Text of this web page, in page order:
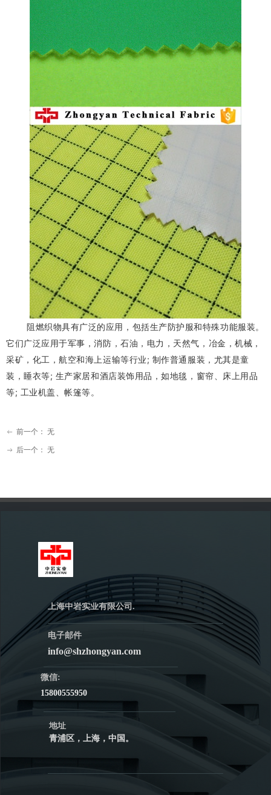
阻燃织物具有广泛的应用，包括生产防护服和特殊功能服装。
它们广泛应用于军事，消防，石油，电力，天然气，冶金，机械，
采矿，化工，航空和海上运输等行业; 制作普通服装，尤其是童
装，睡衣等; 生产家居和酒店装饰用品，如地毯，窗帘、床上用品
等; 工业机盖、帐篷等。
ꂃ 前一个： 无
ꁹ 后一个： 无
电子邮件
info@shzhongyan.com
微信:
15800555950
地址
青浦区，上海，中国。
上海中岩实业有限公司.